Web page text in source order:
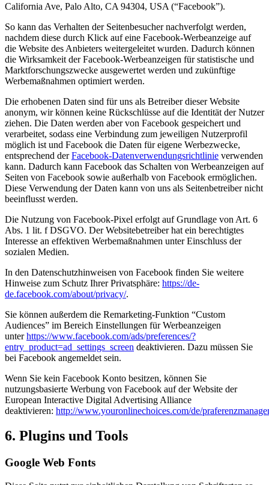
California Ave, Palo Alto, CA 94304, USA (“Facebook”).
So kann das Verhalten der Seitenbesucher nachverfolgt werden,
nachdem diese durch Klick auf eine Facebook-Werbeanzeige auf
die Website des Anbieters weitergeleitet wurden. Dadurch können
die Wirksamkeit der Facebook-Werbeanzeigen für statistische und
Marktforschungszwecke ausgewertet werden und zukünftige
Werbemaßnahmen optimiert werden.
Die erhobenen Daten sind für uns als Betreiber dieser Website
anonym, wir können keine Rückschlüsse auf die Identität der Nutzer
ziehen. Die Daten werden aber von Facebook gespeichert und
verarbeitet, sodass eine Verbindung zum jeweiligen Nutzerprofil
möglich ist und Facebook die Daten für eigene Werbezwecke,
entsprechend derFacebook-Datenverwendungsrichtlinie verwenden
kann. Dadurch kann Facebook das Schalten von Werbeanzeigen auf
Seiten von Facebook sowie außerhalb von Facebook ermöglichen.
Diese Verwendung der Daten kann von uns als Seitenbetreiber nicht
beeinflusst werden.
Die Nutzung von Facebook-Pixel erfolgt auf Grundlage von Art. 6
Abs. 1 lit. f DSGVO. Der Websitebetreiber hat ein berechtigtes
Interesse an effektiven Werbemaßnahmen unter Einschluss der
sozialen Medien.
In den Datenschutzhinweisen von Facebook finden Sie weitere
Hinweise zum Schutz Ihrer Privatsphäre: https://de-
de.facebook.com/about/privacy/.
Sie können außerdem die Remarketing-Funktion “Custom
Audiences” im Bereich Einstellungen für Werbeanzeigen
unterhttps://www.facebook.com/ads/preferences/?
entry_product=ad_settings_screen deaktivieren. Dazu müssen Sie
bei Facebook angemeldet sein.
Wenn Sie kein Facebook Konto besitzen, können Sie
nutzungsbasierte Werbung von Facebook auf der Website der
European Interactive Digital Advertising Alliance
deaktivieren: http://www.youronlinechoices.com/de/
6. Plugins und Tools
Google Web Fonts